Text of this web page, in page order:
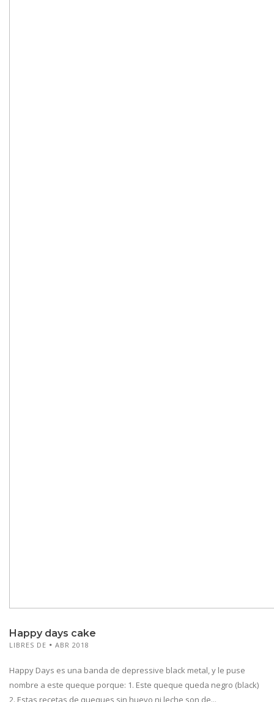
Happy days cake
LIBRES DE ABR 2018
Happy Days es una banda de depressive black metal, y le puse
nombre a este queque porque: 1. Este queque queda negro (black)
2. Estas recetas de queques sin huevo ni leche son de...